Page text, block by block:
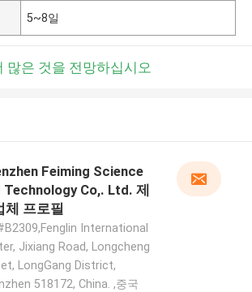
5~8일
많은 것을 전망하십시오
Feiming Science
Technology Co,. Ltd. 제
체 프로필
International
Jixiang Road, Longcheng
LongGang District,
518172, China. ,중국